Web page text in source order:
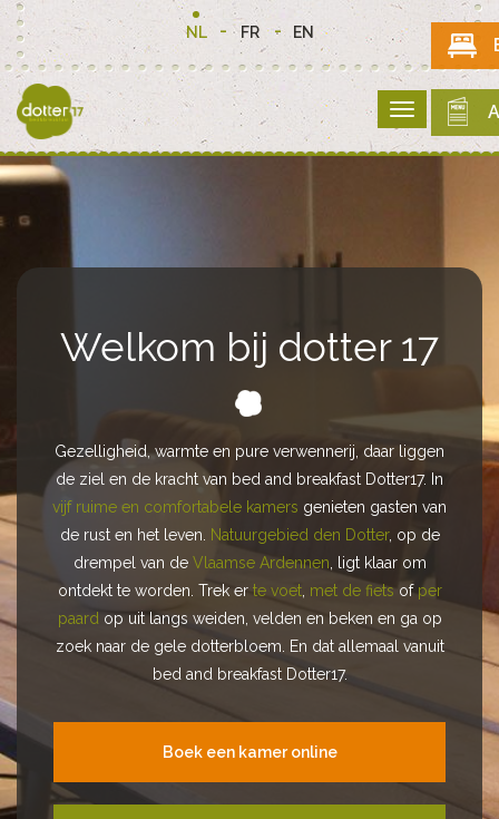
NL FR EN
Welkom bij dotter 17
Gezelligheid, warmte en pure verwennerij, daar liggen
de ziel en de kracht van bed and breakfast Dotter17. In
vijf ruime en comfortabele kamersgenieten gasten van
de rust en het leven.Natuurgebied den Dotter, op de
drempel van deVlaamse Ardennen, ligt klaar om
ontdekt te worden. Trek er te voet ,met de fietsofper
paardop uit langs weiden, velden en beken en ga op
zoek naar de gele dotterbloem. En dat allemaal vanuit
Boek een kamer online
Welkom bij dotter 17
Gezelligheid, warmte en pure verwennerij, daar liggen
de ziel en de kracht van bed and breakfast Dotter17. In
vijf ruime en comfortabele kamers genieten gasten van
de rust en het leven. Natuurgebied den Dotter, op de
drempel van de Vlaamse Ardennen, ligt klaar om
ontdekt te worden. Trek er te voet, met de fiets of per
paardop uit langs weiden, velden en beken en ga op
zoek naar de gele dotterbloem. En dat allemaal vanuit
bed and breakfast Dotter17.
Boek een kamer online